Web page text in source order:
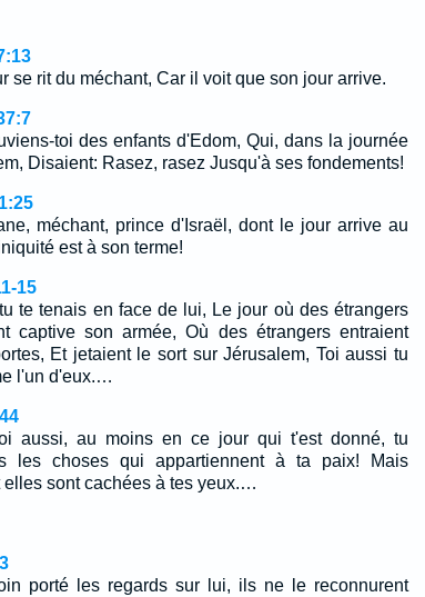
se rit du méchant, Car il voit que son jour arrive.
toi des enfants d'Edom, Qui, dans la journée
Disaient: Rasez, rasez Jusqu'à ses fondements!
méchant, prince d'Israël, dont le jour arrive au
est à son terme!
15
te tenais en face de lui, Le jour où des étrangers
captive son armée, Où des étrangers entraient
Et jetaient le sort sur Jérusalem, Toi aussi tu
l'un d'eux.…
aussi, au moins en ce jour qui t'est donné, tu
les choses qui appartiennent à ta paix! Mais
elles sont cachées à tes yeux.…
porté les regards sur lui, ils ne le reconnurent